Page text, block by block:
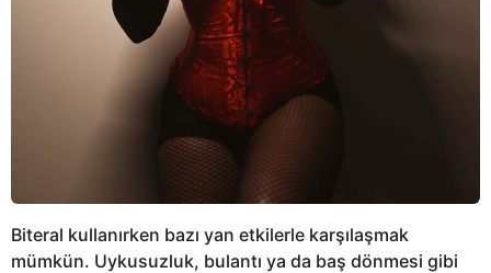
Biteral kullanırken bazı yan etkilerle karşılaşmak
mümkün. Uykusuzluk, bulantı ya da baş dönmesi gibi